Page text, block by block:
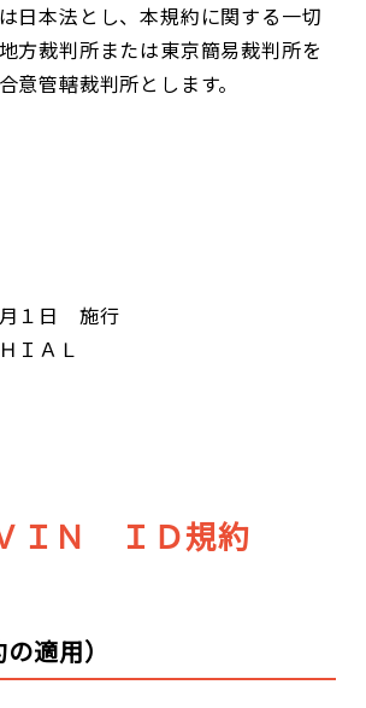
日本法とし、本規約に関する一切
方裁判所または東京簡易裁判所を
意管轄裁判所とします。
月１日 施行
ＩＡＬ
ＩＮ ＩＤ規約
適用）